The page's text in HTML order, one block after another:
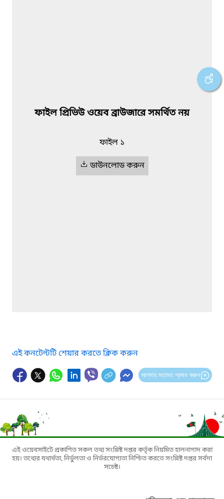
ফাইল প্রিভিউ ওয়েব ব্রাউজারে সমর্থিত নয়
ফাইল ১
ডাউনলোড করুন
এই কনটেন্টটি শেয়ার করতে ক্লিক করুন
আপনার মতামত প্রদান করুন
এই ওয়েবসাইটে প্রকাশিত সকল তথ্য সংশ্লিষ্ট দপ্তর কর্তৃক নিয়মিত হালনাগাদ করা
হয়। তথ্যের যথার্থতা, নির্ভুলতা ও নির্ভরযোগ্যতা নিশ্চিত করতে সংশ্লিষ্ট দপ্তর সর্বদা
সচেষ্ট।